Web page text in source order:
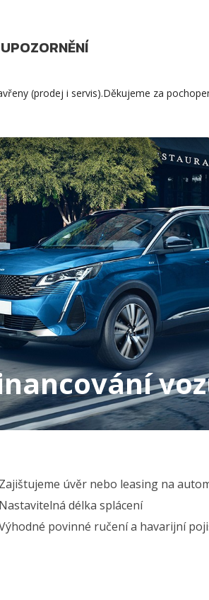
UPOZORNĚNÍ
(prodej i servis).Děkujeme za
ÚVODNÍ STRÁNKA
Zajištujeme úvěr nebo leasing na
Nastavitelná délka splácení
povinné ručení a havarijní